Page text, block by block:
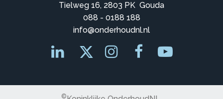
Tielweg 16, 2803 PK Gouda
088 - 0188 188
info@onderhoudnl.nl
©